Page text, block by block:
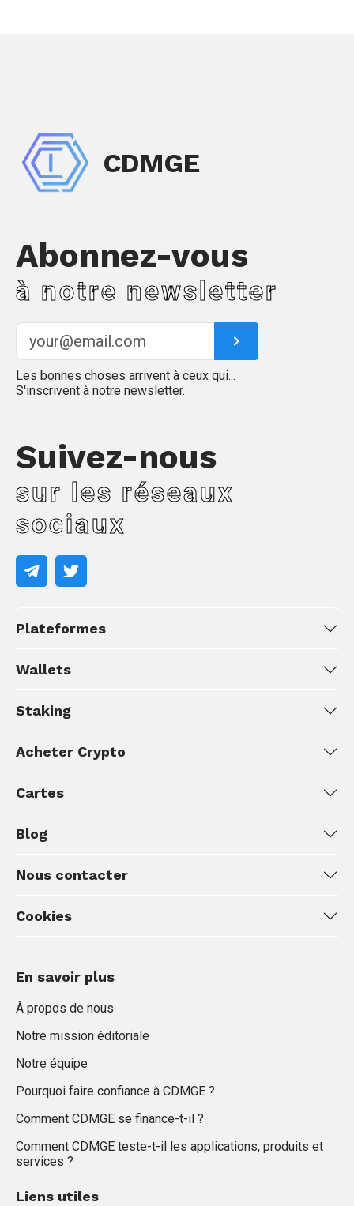
CDMGE
Abonnez-vous
à notre newsletter
Les bonnes choses arrivent à ceux qui...
S'inscrivent à notre newsletter.
Suivez-nous
sur les réseaux
sociaux
Plateformes
Wallets
Staking
Acheter Crypto
Cartes
Blog
Nous contacter
Cookies
En savoir plus
À propos de nous
Notre mission éditoriale
Notre équipe
Pourquoi faire confiance à CDMGE ?
Comment CDMGE se finance-t-il ?
Comment CDMGE teste-t-il les applications, produits et
services ?
Liens utiles